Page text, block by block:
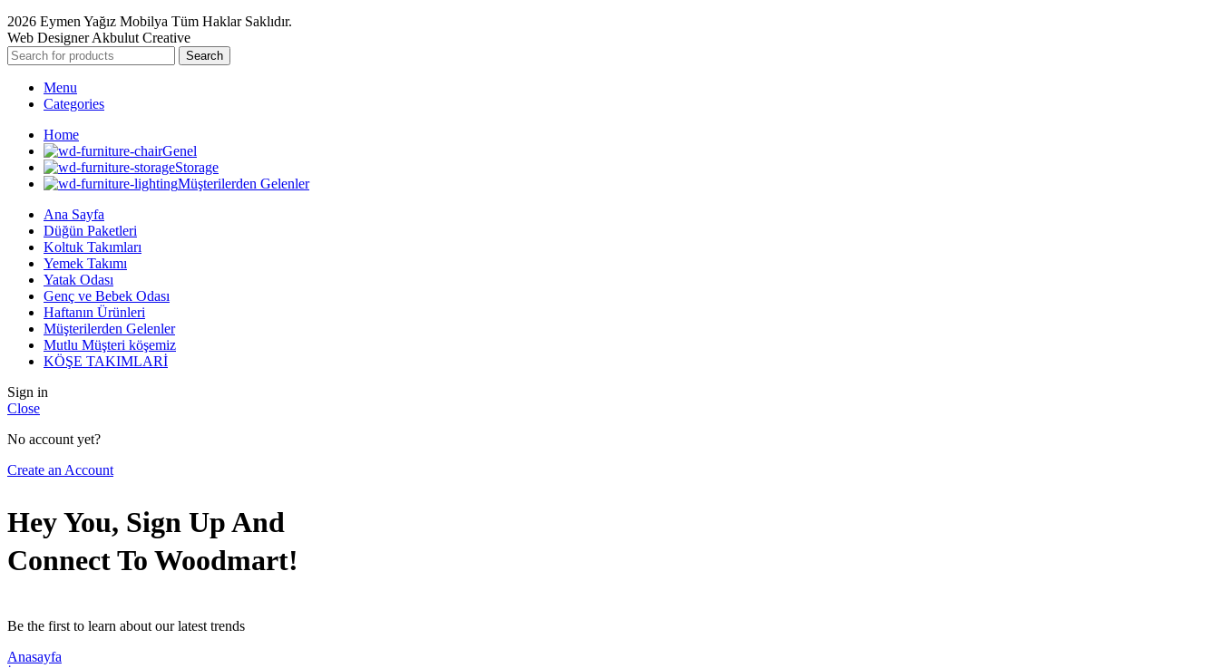
2026 Eymen Yağız Mobilya Tüm Haklar Saklıdır.
Web Designer Akbulut Creative
Search
Menu
Categories
Home
Genel
Storage
Müşterilerden Gelenler
Ana Sayfa
Düğün Paketleri
Koltuk Takımları
Yemek Takımı
Yatak Odası
Genç ve Bebek Odası
Haftanın Ürünleri
Müşterilerden Gelenler
Mutlu Müşteri köşemiz
KÖŞE TAKIMLARİ
Sign in
Close
No account yet?
Create an Account
Hey You, Sign Up And
Connect To Woodmart!
Be the first to learn about our latest trends
Anasayfa